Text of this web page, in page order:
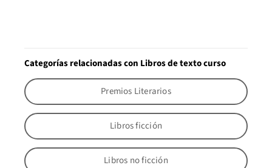
Categorías relacionadas con Libros de texto curso
Premios Literarios
Libros ficción
Libros no ficción